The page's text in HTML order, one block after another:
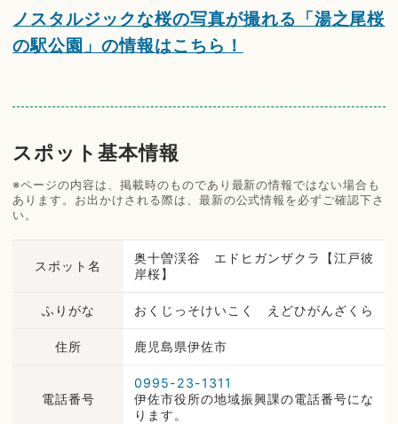
ノスタルジックな桜の写真が撮れる「湯之尾桜
の駅公園」の情報はこちら！
スポット基本情報
※ページの内容は、掲載時のものであり最新の情報ではない場合も
あります。お出かけされる際は、最新の公式情報を必ずご確認下さ
い。
スポット名
奥十曽渓谷 エドヒガンザクラ【江戸彼
岸桜】
ふりがな おくじっそけいこく えどひがんざくら
住所 鹿児島県伊佐市
電話番号
0995-23-1311
伊佐市役所の地域振興課の電話番号にな
ります。